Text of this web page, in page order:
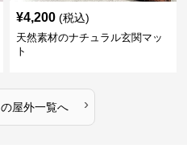
¥4,200 (税込)
天然素材のナチュラル玄関マッ
ト
の屋外一覧へ ›